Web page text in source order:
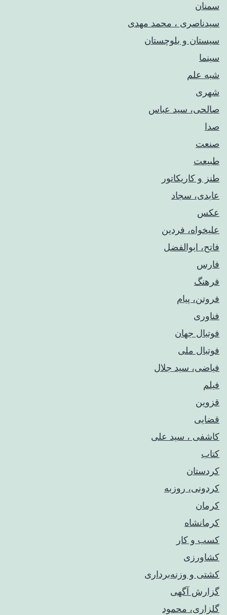
سمنان
سیدناصری ، محمد مهدی
سیستان و بلوچستان
سینما
شبه علم
شهری
صالحی، سید عباس
صدا
صنعت
طبیعت
طنز و کاریکاتور
عابدی، سجاد
عکس
علیخواه، فردین
فاتح، ابوالفضل
فارس
فرهنگ
فروتن، پیام
فناوری
فوتبال جهان
فوتبال ملی
فیاضی، سید جلال
فیلم
قزوین
قضایی
کاشفی ، سید علی
کتاب
کردستان
کردونی، روزبه
کرمان
کرمانشاه
کسب و کار
کشاورزی
کشتی و وزنه‌برداری
گزارش آگهی
گلزاری، محمود